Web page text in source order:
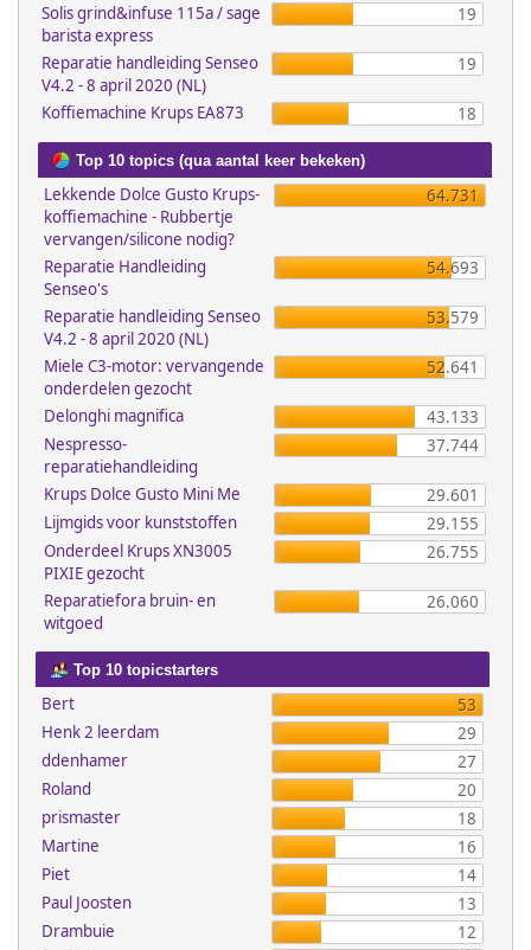
Solis grind&infuse 115a / sage
barista express
19
Reparatie handleiding Senseo
V4.2 - 8 april 2020 (NL)
19
Koffiemachine Krups EA873 18
Top 10 topics (qua aantal keer bekeken)
Lekkende Dolce Gusto Krups-
koffiemachine - Rubbertje
vervangen/silicone nodig?
64.731
Reparatie Handleiding
Senseo's
54.693
Reparatie handleiding Senseo
V4.2 - 8 april 2020 (NL)
53.579
Miele C3-motor: vervangende
onderdelen gezocht
52.641
Delonghi magnifica
43.133
Nespresso-
reparatiehandleiding
37.744
Krups Dolce Gusto Mini Me
29.601
Lijmgids voor kunststoffen
29.155
Onderdeel Krups XN3005
PIXIE gezocht
26.755
Reparatiefora bruin- en
witgoed
26.060
Top 10 topicstarters
Bert
53
Henk 2 leerdam
29
ddenhamer
27
Roland
20
prismaster
18
Martine
16
Piet
14
Paul Joosten
13
Drambuie
12